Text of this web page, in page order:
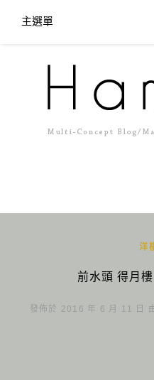
主選單
洋
前水頭 得月
發佈於 2016 年 6 月 11 日